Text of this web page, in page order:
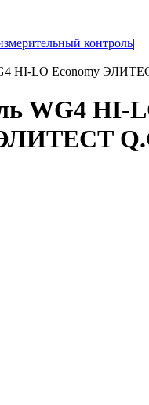
контроль|
HI-LO Economy
WG4 HI-